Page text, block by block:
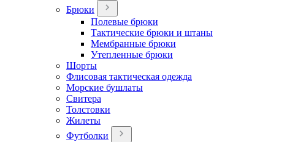
Брюки
Полевые брюки
Тактические брюки и штаны
Мембранные брюки
Утепленные брюки
Шорты
Флисовая тактическая одежда
Морские бушлаты
Свитера
Толстовки
Жилеты
Футболки